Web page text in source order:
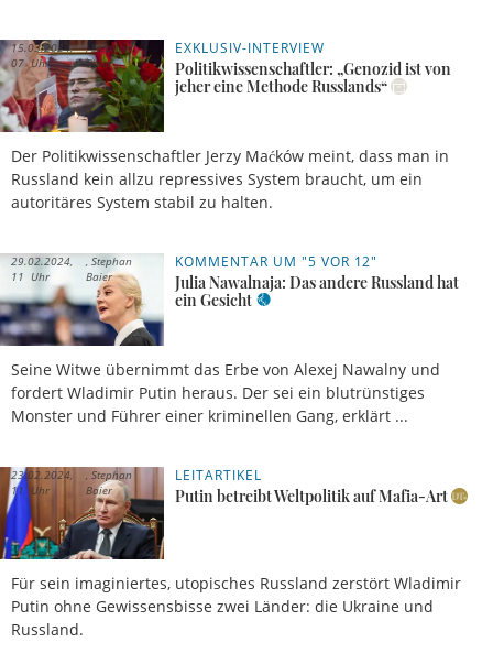
EXKLUSIV-INTERVIEW
Politikwissenschaftler: „Genozid ist von
jeher eine Methode Russlands“
Der Politikwissenschaftler Jerzy Maćków meint, dass man in
Russland kein allzu repressives System braucht, um ein
autoritäres System stabil zu halten.
15.03.2024,
07 Uhr
Stephan
Baier
KOMMENTAR UM "5 VOR 12"
Julia Nawalnaja: Das andere Russland hat
ein Gesicht
Seine Witwe übernimmt das Erbe von Alexej Nawalny und
fordert Wladimir Putin heraus. Der sei ein blutrünstiges
Monster und Führer einer kriminellen Gang, erklärt ...
29.02.2024,
11 Uhr
Stephan
Baier
LEITARTIKEL
Putin betreibt Weltpolitik auf Mafia-Art
Für sein imaginiertes, utopisches Russland zerstört Wladimir
Putin ohne Gewissensbisse zwei Länder: die Ukraine und
Russland.
23.02.2024,
11 Uhr
Stephan
Baier